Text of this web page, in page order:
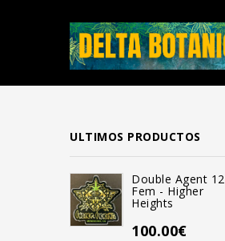
ULTIMOS PRODUCTOS
Double Agent 12
Fem - Higher
Heights
100.00€